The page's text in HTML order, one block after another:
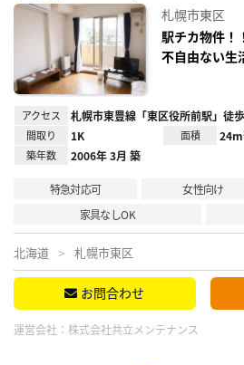
札幌市東区
駅チカ物件！
不自由ない生
アクセス 札幌市東豊線「東区役所前駅」徒
間取り 1K 面積
築年数 2006年 3月 築
特急対応可 女性向け
家具なしOK
北海道 札幌市東区
お問合わせ
運営会社： 株式会社共立メンテナンス